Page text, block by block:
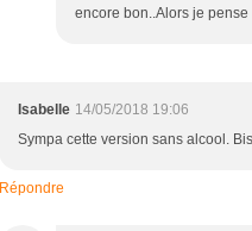
encore bon..Alors je
Isabelle 14/05/2018 19:06
Sympa cette version sans alcool.
Répondre